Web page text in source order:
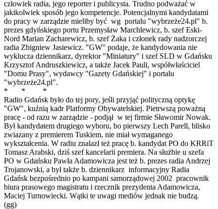
człowiek radia, jego reporter i publicysta. Trudno podważać w
jakikolwiek sposób jego kompetencje. Potencjalnymi kandydatami
do pracy w zarządzie mieliby być wg portalu "wybrzeże24.pl" b.
prezes gdyńskiego portu Przemysław Marchlewicz, b. szef Eski-
Nord Marian Zacharewicz, b. szef Żaka i członek rady nadzorczej
radia Zbigniew Jasiewicz. "GW" podaje, że kandydowania nie
wyklucza dziennikarz, dyrektor "Miniatury" i szef SLD w Gdańsku
Krzysztof Andruszkiewicz, a także Jacek Pauli, współwłaściciel
"Domu Prasy", wydawcy "Gazety Gdańskiej" i portalu
"wybrzeże24.pl".
* * *
Radio Gdańsk było do tej pory, jeśli przyjąć polityczną optykę
"GW", kuźnią kadr Platformy Obywatelskiej. Pietrwszą poważną
pracę - od razu w zarządzie - podjął w tej firmie Sławomir Nowak.
Był kandydatem drugiego wyboru, bo pierwszy Lech Parell, blisko
zwiazany z premierem Tuskiem, nie miał wymaganego
wykształcenia. W radiu znalazł też pracę b. kandydat PO do KRRiT
Tomasz Arabski, dziś szef kancelarii premiera. Na służbie u szefa
PO w Gdańsku Pawła Adamowicza jest też b. prezes radia Andrzej
Trojanowski, a był także b. dziennikarz informacyjny Radia
Gdańsk bezpośrednio po kampani samorządowej 2002 pracownik
biura prasowego magistratu i rzecznik prezydenta Adamowicza,
Maciej Turnowiecki. Wątki te uwagi mediów jednak nie budzą.
(gg)